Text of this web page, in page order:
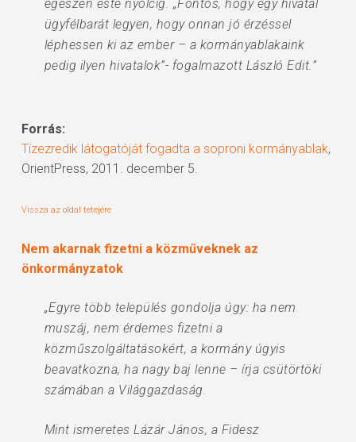
egészen este nyolcig. „Fontos, hogy egy hivatal
ügyfélbarát legyen, hogy onnan jó érzéssel
léphessen ki az ember – a kormányablakaink
pedig ilyen hivatalok”- fogalmazott László Edit.”
Forrás:
Tízezredik látogatóját fogadta a soproni kormányablak,
OrientPress, 2011. december 5.
Vissza az oldal tetejére
Nem akarnak fizetni a közműveknek az
önkormányzatok
„Egyre több település gondolja úgy: ha nem
muszáj, nem érdemes fizetni a
közműszolgáltatásokért, a kormány úgyis
beavatkozna, ha nagy baj lenne – írja csütörtöki
számában a Világgazdaság.
Mint ismeretes Lázár János, a Fidesz